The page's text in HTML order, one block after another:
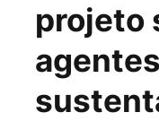
projeto